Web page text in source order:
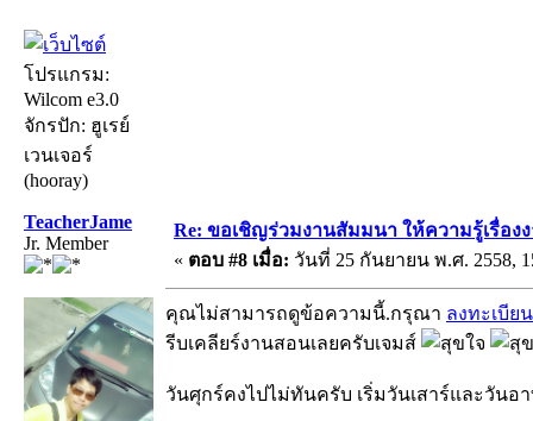
โปรแกรม:
Wilcom e3.0
จักรปัก: ฮูเรย์
เวนเจอร์
(hooray)
TeacherJame
Jr. Member
Re: ขอเชิญร่วมงานสัมมนา ให้ความรู้เรื่อง
« ตอบ #8 เมื่อ: วันที่ 25 กันยายน พ.ศ. 2558,
คุณไม่สามารถดูข้อความนี้.กรุณา ลงทะเบียน
รีบเคลียร์งานสอนเลยครับเจมส์
วันศุกร์คงไปไม่ทันครับ เริ่มวันเสาร์และวันอ